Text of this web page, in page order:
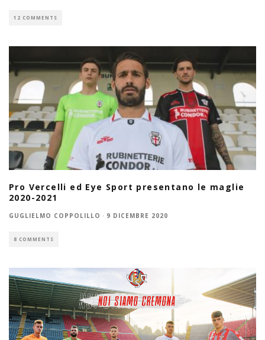
12 COMMENTS
Pro Vercelli ed Eye Sport presentano le maglie
2020-2021
GUGLIELMO COPPOLILLO · 9 DICEMBRE 2020
8 COMMENTS